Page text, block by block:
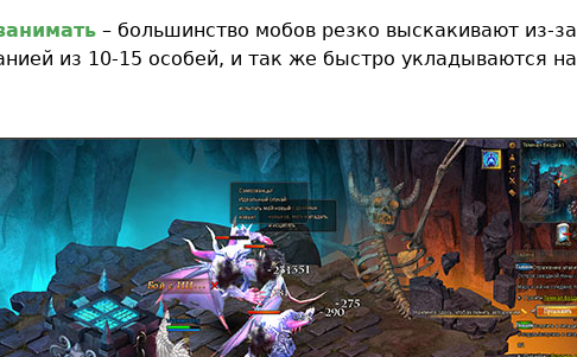
– большинство мобов резко выскакивают из-за
из 10-15 особей, и так же быстро укладываются на